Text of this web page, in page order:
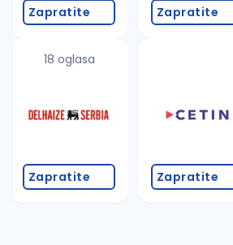
Zapratite
18 oglasa
Zapratite
Zapratite
Zapratite